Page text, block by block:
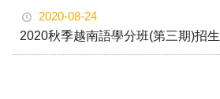
2020-08-24
2020秋季越南語學分班(第三期)招生